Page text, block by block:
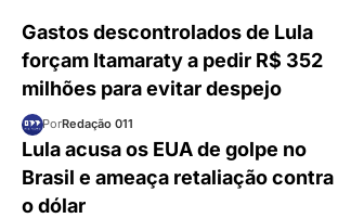
Gastos descontrolados de Lula
forçam Itamaraty a pedir R$ 352
milhões para evitar despejo
PorRedação 011
Lula acusa os EUA de golpe no
Brasil e ameaça retaliação contra
o dólar